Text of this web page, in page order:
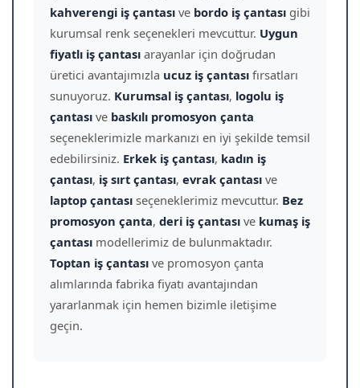
kahverengi iş çantası ve bordo iş çantası gibi
kurumsal renk seçenekleri mevcuttur. Uygun
fiyatlı iş çantası arayanlar için doğrudan
üretici avantajımızla ucuz iş çantası fırsatları
sunuyoruz. Kurumsal iş çantası, logolu iş
çantası ve baskılı promosyon çanta
seçeneklerimizle markanızı en iyi şekilde temsil
edebilirsiniz. Erkek iş çantası, kadın iş
çantası, iş sırt çantası, evrak çantası ve
laptop çantası seçeneklerimiz mevcuttur. Bez
promosyon çanta, deri iş çantası ve kumaş iş
çantası modellerimiz de bulunmaktadır.
Toptan iş çantası ve promosyon çanta
alımlarında fabrika fiyatı avantajından
yararlanmak için hemen bizimle iletişime
geçin.